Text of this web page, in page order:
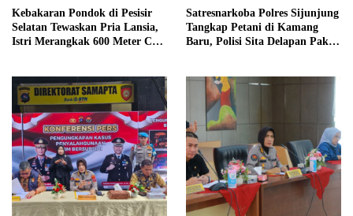
Kebakaran Pondok di Pesisir
Selatan Tewaskan Pria Lansia,
Istri Merangkak 600 Meter Cari
Satresnarkoba Polres Sijunjung
Tangkap Petani di Kamang
Baru, Polisi Sita Delapan Paket